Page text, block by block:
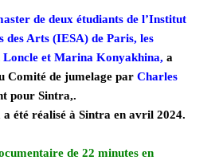
de deux étudiants de l’Institut
des Arts (IESA) de Paris, les
Loncle et Marina Konyakhina, a
Comité de jumelage par Charles
pour Sintra,.
été réalisé à Sintra en avril 2024.
de 22 minutes en